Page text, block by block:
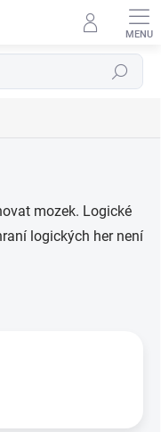
Hledat
mozek. Logické
logických her není